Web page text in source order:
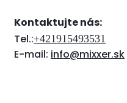
Kontaktujte nás:
Tel.:+421915493531
E-mail: info@mixxer.sk